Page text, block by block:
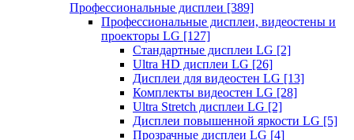
Профессиональные дисплеи [389]
Профессиональные дисплеи, видеостены и
проекторы LG [127]
Стандартные дисплеи LG [2]
Ultra HD дисплеи LG [26]
Дисплеи для видеостен LG [13]
Комплекты видеостен LG [28]
Ultra Stretch дисплеи LG [2]
Дисплеи повышенной яркости LG [5]
Прозрачные дисплеи LG [4]